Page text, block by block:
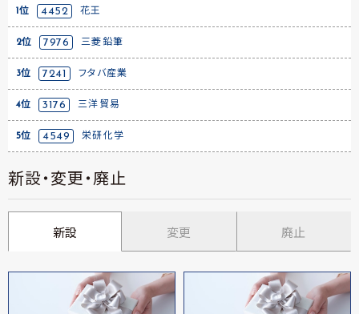
1位 4452 花王
2位 7976 三菱鉛筆
3位 7241 フタバ産業
4位 3176 三洋貿易
5位 4549 栄研化学
新設・変更・廃止
新設 変更 廃止